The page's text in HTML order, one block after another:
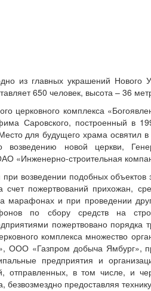
из главных украшений
650 человек, высота – 36
церковного комплекса
Саровского, построенный в
для будущего храма
возведению новой церкви,
«Инженерно-строительная
возведении подобных объектов
счет пожертвований прихожан,
марафонах и при проведении
по сбору средств на
пожертвовано порядка
комплекса множество
ООО «Газпром добыча Ямбург»,
предприятия и
отправленных, в том числе, и
безвозмездно предоставляя